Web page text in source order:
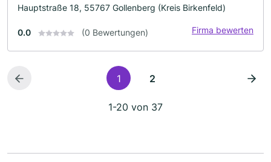
Hauptstraße 18, 55767 Gollenberg (Kreis Birkenfeld)
0.0 (0 Bewertungen) Firma bewerten
1 2
1-20 von 37